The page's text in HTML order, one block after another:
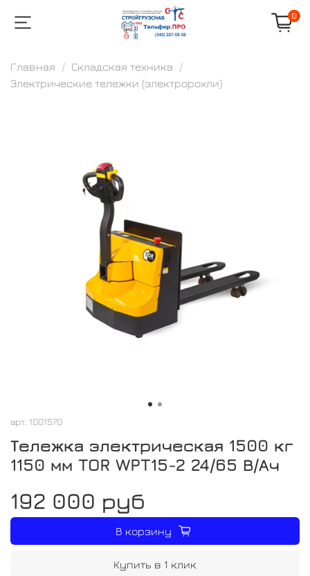
0
Главная
Складская техника
Электрические тележки (электророхли)
арт. 1001570
Тележка электрическая 1500 кг
1150 мм TOR WPT15-2 24/65 В/Ач
192 000 руб
В корзину
Купить в 1 клик